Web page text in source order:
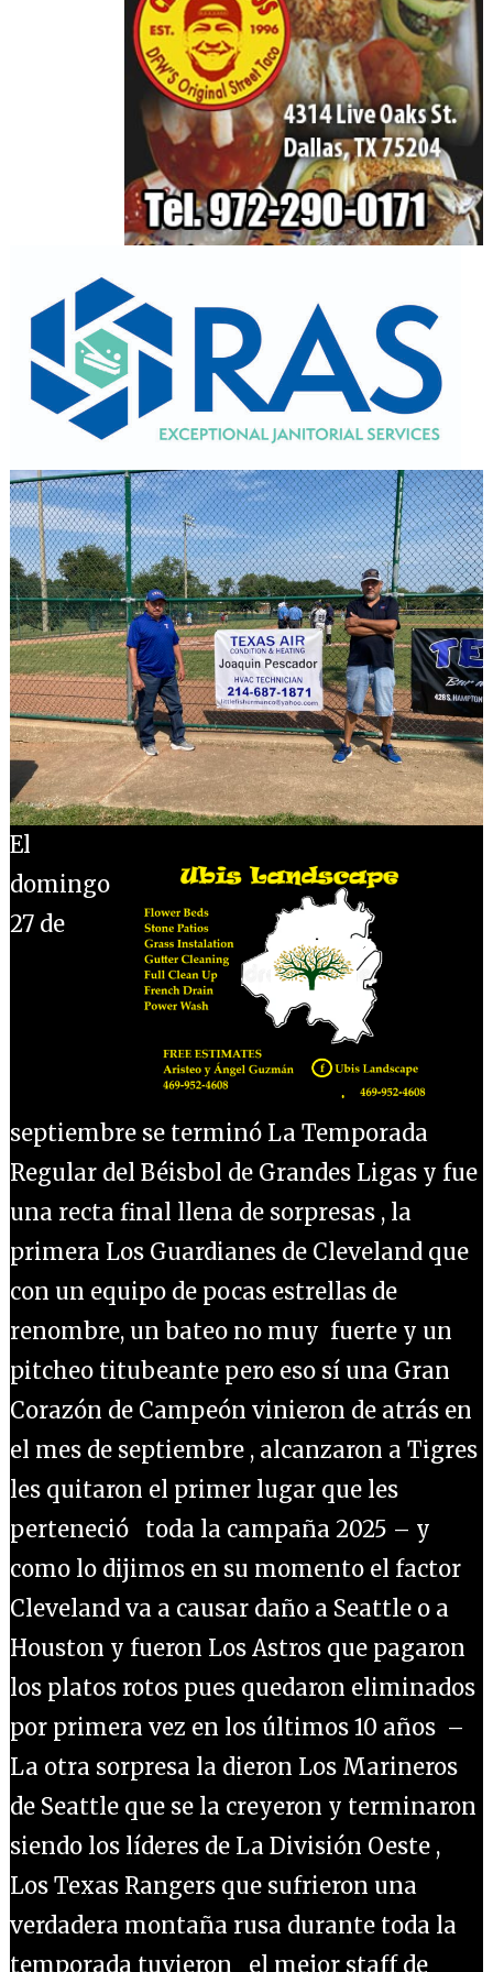
El
domingo
27 de
septiembre se terminó La Temporada
Regular del Béisbol de Grandes Ligas y fue
una recta final llena de sorpresas , la
primera Los Guardianes de Cleveland que
con un equipo de pocas estrellas de
renombre, un bateo no muy fuerte y un
pitcheo titubeante pero eso sí una Gran
Corazón de Campeón vinieron de atrás en
el mes de septiembre , alcanzaron a Tigres
les quitaron el primer lugar que les
perteneció toda la campaña 2025 – y
como lo dijimos en su momento el factor
Cleveland va a causar daño a Seattle o a
Houston y fueron Los Astros que pagaron
los platos rotos pues quedaron eliminados
por primera vez en los últimos 10 años –
La otra sorpresa la dieron Los Marineros
de Seattle que se la creyeron y terminaron
siendo los líderes de La División Oeste ,
Los Texas Rangers que sufrieron una
verdadera montaña rusa durante toda la
temporada tuvieron el mejor staff de